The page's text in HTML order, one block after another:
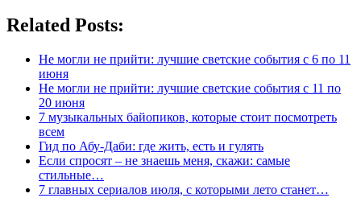
Related Posts:
Не могли не прийти: лучшие светские события с 6 по 11
июня
Не могли не прийти: лучшие светские события с 11 по
20 июня
7 музыкальных байопиков, которые стоит посмотреть
всем
Гид по Абу-Даби: где жить, есть и гулять
Если спросят – не знаешь меня, скажи: самые
стильные…
7 главных сериалов июля, с которыми лето станет…